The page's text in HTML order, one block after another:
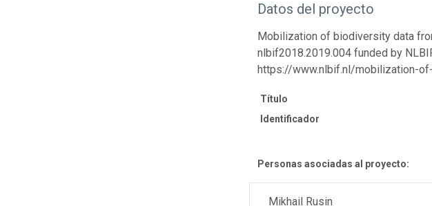
Datos del proyecto
Mobilization of biodiversity data
nlbif2018.2019.004 funded by
https://www.nlbif.nl/mobilization-
Título
Identificador
Personas asociadas al proyecto:
Mikhail Rusin